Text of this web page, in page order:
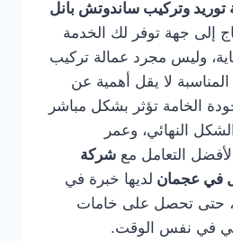
وتركيب ساندوتش بانل
إلى جهة توفر لك الخدمة
وليس مجرد عمالة تركيب
المناسبة لا يقل أهمية عن
الخامة تؤثر بشكل مباشر
النهائي، وعمر
التعامل مع شركة
في عجمان لديها خبرة في
حتى تحصل على خامات
في نفس الوقت.